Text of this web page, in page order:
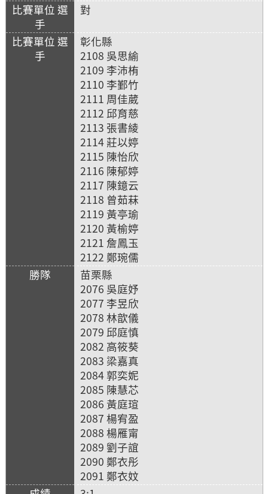
對
彰化縣
2108 吳思緰
2109 李沛栯
2110 李鄞竹
2111 周佳葳
2112 邱育慈
2113 張書綾
2114 莊以婷
2115 陳怡欣
2116 陳郁婷
2117 陳鐿云
2118 曾茹菻
2119 黃亭瑜
2120 黃榆婷
2121 詹鳳玉
2122 鄭琬儒
苗栗縣
2076 吳庭妤
2077 李昱欣
2078 林歆儀
2079 邱庭慎
2082 高筱葵
2083 梁嘉真
2084 郭奕妮
2085 陳慧芯
2086 黃庭瑄
2087 楊宥盈
2088 楊雁甯
2089 劉子誼
2090 鄭衣彤
2091 鄭衣妏